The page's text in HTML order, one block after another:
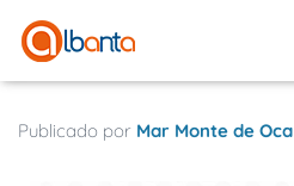
Publicado por Mar Monte de Oca